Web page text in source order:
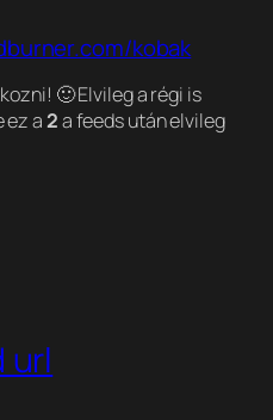
kobak
🙂 Elvileg a régi is
ez a2a feeds után elvileg
url